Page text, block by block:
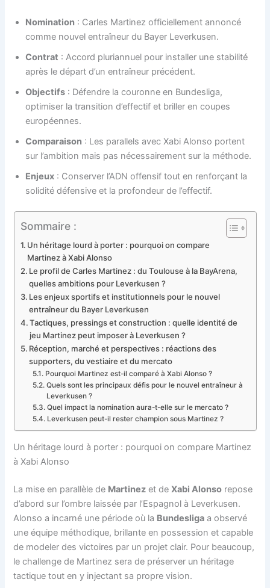
Nomination : Carles Martinez officiellement annoncé
comme nouvel entraîneur du Bayer Leverkusen.
Contrat : Accord pluriannuel pour installer une stabilité
après le départ d’un entraîneur précédent.
Objectifs : Défendre la couronne en Bundesliga,
optimiser la transition d’effectif et briller en coupes
européennes.
Comparaison : Les parallels avec Xabi Alonso portent
sur l’ambition mais pas nécessairement sur la méthode.
Enjeux : Conserver l’ADN offensif tout en renforçant la
solidité défensive et la profondeur de l’effectif.
Sommaire :
Un héritage lourd à porter : pourquoi on compare
Martinez à Xabi Alonso
Le profil de Carles Martinez : du Toulouse à la BayArena,
quelles ambitions pour Leverkusen ?
Les enjeux sportifs et institutionnels pour le nouvel
entraîneur du Bayer Leverkusen
Tactiques, pressings et construction : quelle identité de
jeu Martinez peut imposer à Leverkusen ?
Réception, marché et perspectives : réactions des
supporters, du vestiaire et du mercato
Pourquoi Martinez est-il comparé à Xabi Alonso ?
Quels sont les principaux défis pour le nouvel entraîneur à
Leverkusen ?
Quel impact la nomination aura-t-elle sur le mercato ?
Leverkusen peut-il rester champion sous Martinez ?
Un héritage lourd à porter : pourquoi on compare Martinez
à Xabi Alonso
La mise en parallèle de Martinez et deXabi Alonso repose
d’abord sur l’ombre laissée par l’Espagnol à Leverkusen.
Alonso a incarné une période où la Bundesliga a observé
une équipe méthodique, brillante en possession et capable
de modeler des victoires par un projet clair. Pour beaucoup,
le challenge de Martinez sera de préserver un héritage
tactique tout en y injectant sa propre vision.